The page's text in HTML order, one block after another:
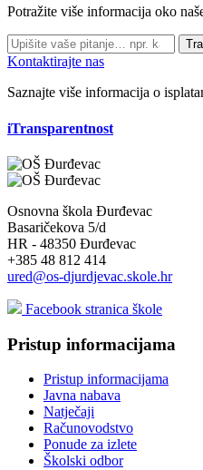
Potražite više informacija oko
Kontaktirajte nas
Saznajte više informacija o
iTransparentnost
Osnovna škola Đurđevac
Basaričekova 5/d
HR - 48350 Đurđevac
+385 48 812 414
ured@os-djurdjevac.skole.hr
Facebook stranica škole
Pristup informacijama
Pristup informacijama
Javna nabava
Natječaji
Računovodstvo
Ponude za izlete
Školski odbor